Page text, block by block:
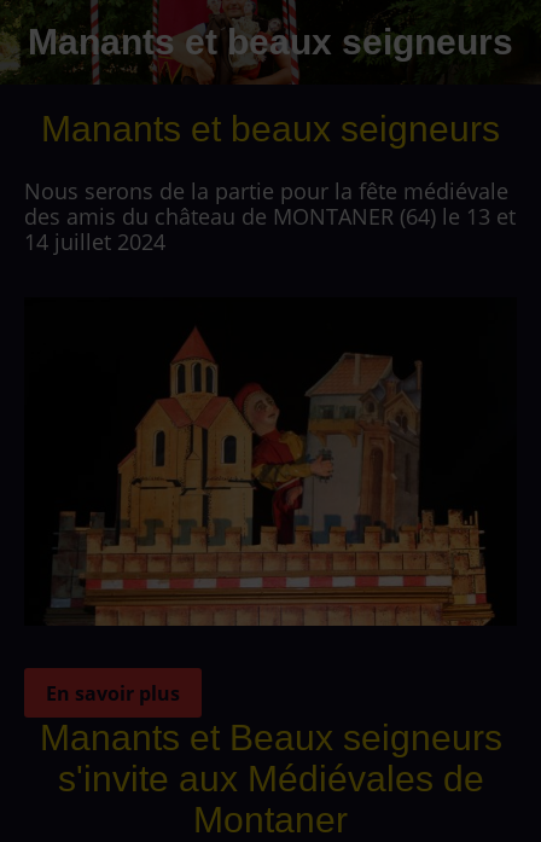
Manants et beaux seigneurs
Manants et beaux seigneurs
Nous serons de la partie pour la fête médiévale
des amis du château de MONTANER (64) le 13 et
14 juillet 2024
En savoir plus
Manants et Beaux seigneurs
s'invite aux Médiévales de
Montaner